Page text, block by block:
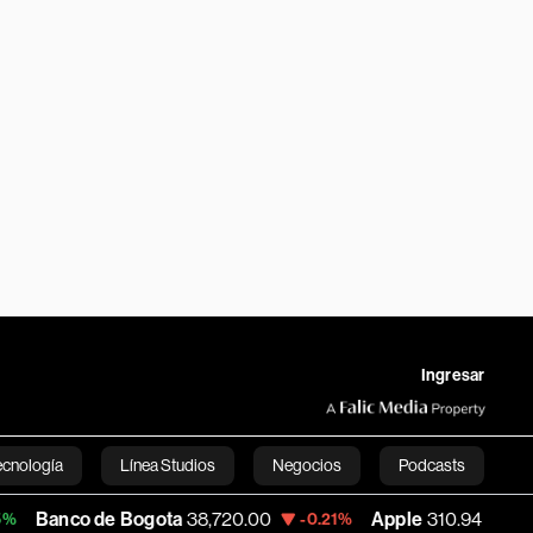
Ingresar
Línea Studios Negocios Podcasts
English
de Bogota 38,720.00 -0.21% Apple 310.94 +0.55%